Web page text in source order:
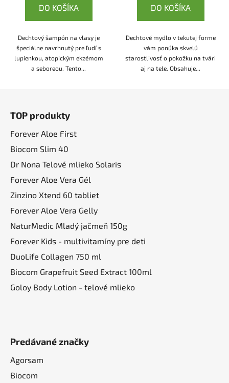
DO KOŠÍKA
Dechtový šampón na vlasy je
špeciálne navrhnutý pre ľudí s
lupienkou, atopickým ekzémom
a seboreou. Tento...
DO KOŠÍKA
Dechtové mydlo v tekutej forme
vám ponúka skvelú
starostlivosť o pokožku na tvári
aj na tele. Obsahuje...
TOP produkty
Forever Aloe First
Biocom Slim 40
Dr Nona Telové mlieko Solaris
Forever Aloe Vera Gél
Zinzino Xtend 60 tabliet
Forever Aloe Vera Gelly
NaturMedic Mladý jačmeň 150g
Forever Kids - multivitamíny pre deti
DuoLife Collagen 750 ml
Biocom Grapefruit Seed Extract 100ml
Goloy Body Lotion - telové mlieko
Predávané značky
Agorsam
Biocom